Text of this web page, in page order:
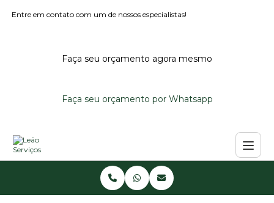
Entre em contato com um de nossos especialistas!
Faça seu orçamento agora mesmo
Faça seu orçamento por Whatsapp